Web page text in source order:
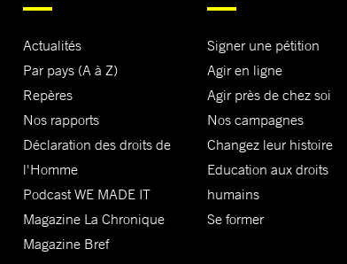
Actualités
Par pays (A à Z)
Repères
Nos rapports
Déclaration des droits de
l'Homme
Podcast WE MADE IT
Magazine La Chronique
Magazine Bref
Signer une pétition
Agir en ligne
Agir près de chez soi
Nos campagnes
Changez leur histoire
Education aux droits
humains
Se former